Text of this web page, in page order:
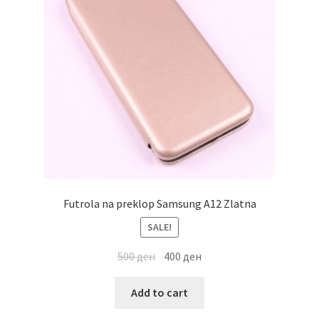
Futrola na preklop Samsung A12 Zlatna
SALE!
500ден 400ден
Add to cart